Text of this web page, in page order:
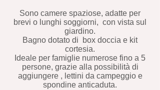
Sono camere spaziose, adatte per
brevi o lunghi soggiorni, con vista sul
giardino.
Bagno dotato di box doccia e kit
cortesia.
Ideale per famiglie numerose fino a 5
persone, grazie alla possibilità di
aggiungere , lettini da campeggio e
spondine anticaduta.